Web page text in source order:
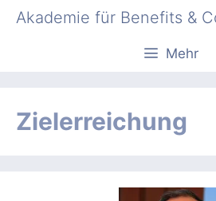
ZumAkademie für Benefits &
Mehr
Zielerreichung